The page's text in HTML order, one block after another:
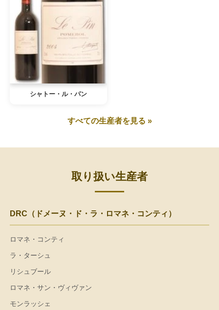
シャトー・ル・パン
すべての生産者を見る »
取り扱い生産者
DRC（ドメーヌ・ド・ラ・ロマネ・コンティ）
ロマネ・コンティ
ラ・ターシュ
リシュブール
ロマネ・サン・ヴィヴァン
モンラッシェ